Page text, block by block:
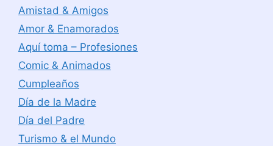
Amistad & Amigos
Amor & Enamorados
Aquí toma – Profesiones
Comic & Animados
Cumpleaños
Día de la Madre
Día del Padre
Turismo & el Mundo